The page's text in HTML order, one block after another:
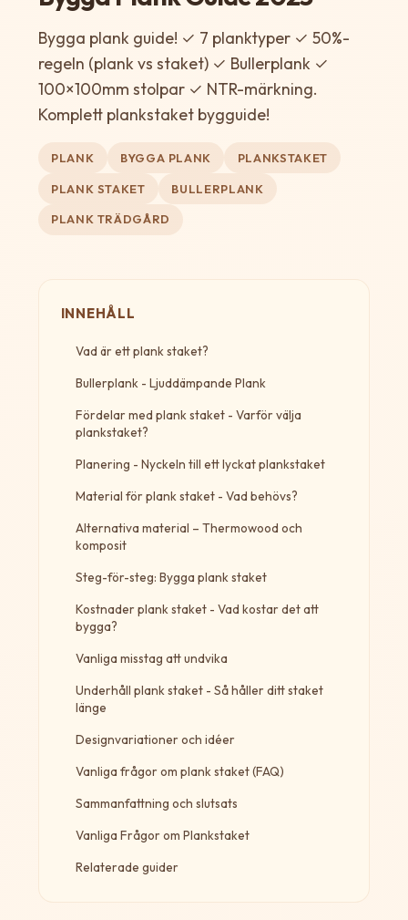
Bygga plank guide! ✓ 7 planktyper ✓ 50%-
regeln (plank vs staket) ✓ Bullerplank ✓
100×100mm stolpar ✓ NTR-märkning.
Komplett plankstaket bygguide!
PLANK BYGGA PLANK PLANKSTAKET
PLANK STAKET BULLERPLANK
PLANK TRÄDGÅRD
INNEHÅLL
Vad är ett plank staket?
Bullerplank - Ljuddämpande Plank
Fördelar med plank staket - Varför välja
plankstaket?
Planering - Nyckeln till ett lyckat plankstaket
Material för plank staket - Vad behövs?
Alternativa material – Thermowood och
komposit
Steg-för-steg: Bygga plank staket
Kostnader plank staket - Vad kostar det att
bygga?
Vanliga misstag att undvika
Underhåll plank staket - Så håller ditt staket
länge
Designvariationer och idéer
Vanliga frågor om plank staket (FAQ)
Sammanfattning och slutsats
Vanliga Frågor om Plankstaket
Relaterade guider